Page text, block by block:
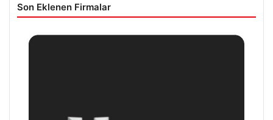
Son Eklenen Firmalar